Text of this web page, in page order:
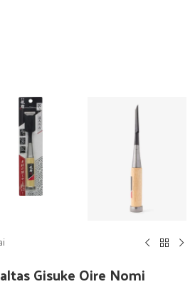
Gisuke Oire Nomi